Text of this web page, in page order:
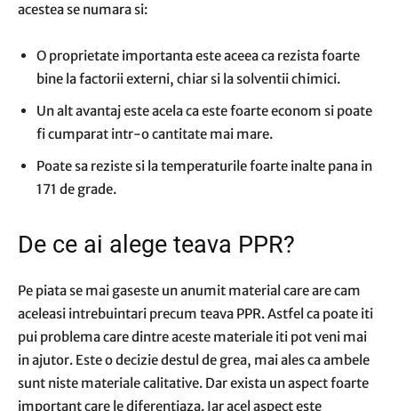
acestea se numara si:
O proprietate importanta este aceea ca rezista foarte
bine la factorii externi, chiar si la solventii chimici.
Un alt avantaj este acela ca este foarte econom si poate
fi cumparat intr-o cantitate mai mare.
Poate sa reziste si la temperaturile foarte inalte pana in
171 de grade.
De ce ai alege teava PPR?
Pe piata se mai gaseste un anumit material care are cam
aceleasi intrebuintari precum teava PPR. Astfel ca poate iti
pui problema care dintre aceste materiale iti pot veni mai
in ajutor. Este o decizie destul de grea, mai ales ca ambele
sunt niste materiale calitative. Dar exista un aspect foarte
important care le diferentiaza. Iar acel aspect este